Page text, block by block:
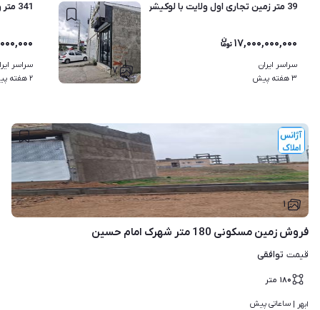
۷
39 متر زمین تجاری اول ولایت با لوکیشن عالی
۱۷,۰۰۰,۰۰۰,۰۰۰
سراسر ایران
۳ هفته پیش
341 متر واقع در شهرک توریستی هرزویل
سراسر
۲ هفته پیش
۱
فروش زمین مسکونی 180 متر شهرک امام حسین
قیمت توافقی
۱۸۰ متر
ابهر | ساعاتی پیش